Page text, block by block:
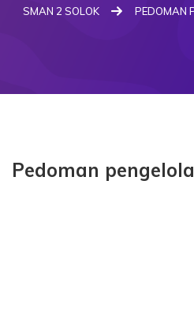
SMAN 2 SOLOK PEDOMAN
Pedoman